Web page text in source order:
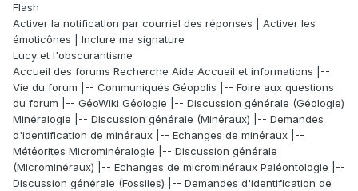
Flash
Activer la notification par courriel des réponses | Activer les
émoticônes | Inclure ma signature
Lucy et l'obscurantisme
Accueil des forums Recherche Aide Accueil et informations |--
Vie du forum |-- Communiqués Géopolis |-- Foire aux questions
du forum |-- GéoWiki Géologie |-- Discussion générale (Géologie)
Minéralogie |-- Discussion générale (Minéraux) |-- Demandes
d'identification de minéraux |-- Echanges de minéraux |--
Météorites Microminéralogie |-- Discussion générale
(Microminéraux) |-- Echanges de microminéraux Paléontologie |--
Discussion générale (Fossiles) |-- Demandes d'identification de